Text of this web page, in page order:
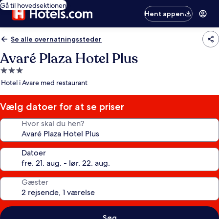
Gå til hovedsektionen
Hent appen
Se alle overnatningssteder
Avaré Plaza Hotel Plus
3.0-
stjernet
Hotel i Avare med restaurant
Vælg datoer for at se priser
Hvor skal du hen?
Datoer
Gæster